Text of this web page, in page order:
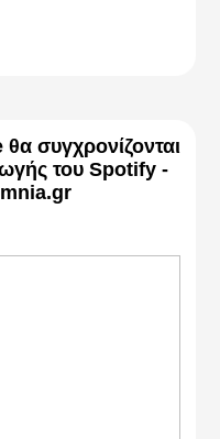
συγχρονίζονται
του Spotify -